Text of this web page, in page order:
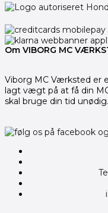
Om VIBORG MC
Viborg MC Værksted er
lagt vægt på at få din
skal bruge din tid unødig.